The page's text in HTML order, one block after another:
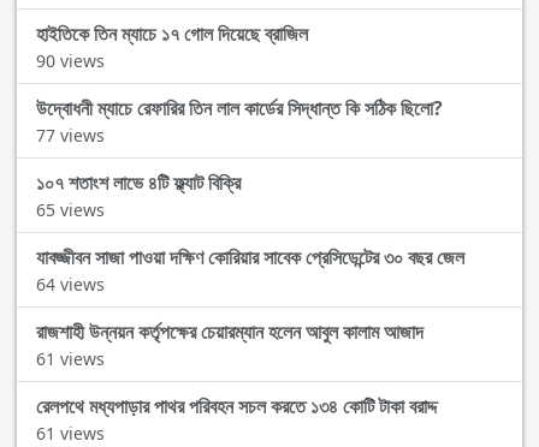
হাইতিকে তিন ম্যাচে ১৭ গোল দিয়েছে ব্রাজিল
90 views
উদ্বোধনী ম্যাচে রেফারির তিন লাল কার্ডের সিদ্ধান্ত কি সঠিক ছিলো?
77 views
১০৭ শতাংশ লাভে ৪টি ফ্ল্যাট বিক্রি
65 views
যাবজ্জীবন সাজা পাওয়া দক্ষিণ কোরিয়ার সাবেক প্রেসিডেন্টের ৩০ বছর জেল
64 views
রাজশাহী উন্নয়ন কর্তৃপক্ষের চেয়ারম্যান হলেন আবুল কালাম আজাদ
61 views
রেলপথে মধ্যপাড়ার পাথর পরিবহন সচল করতে ১৩৪ কোটি টাকা বরাদ্দ
61 views